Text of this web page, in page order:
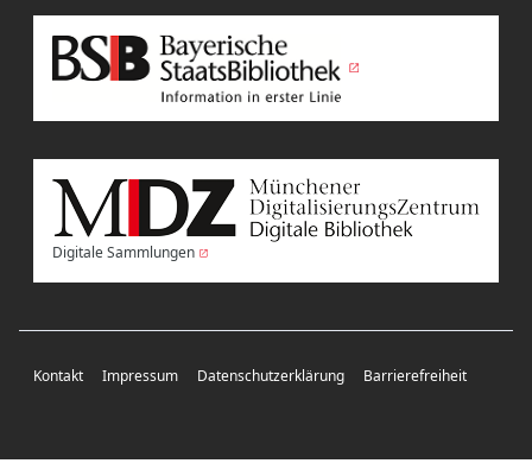
Digitale Sammlungen
Kontakt Impressum Datenschutzerklärung Barrierefreiheit